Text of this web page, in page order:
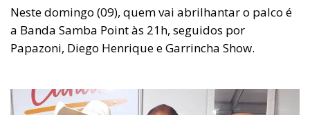
Neste domingo (09), quem vai abrilhantar o palco é
a Banda Samba Point às 21h, seguidos por
Papazoni, Diego Henrique e Garrincha Show.